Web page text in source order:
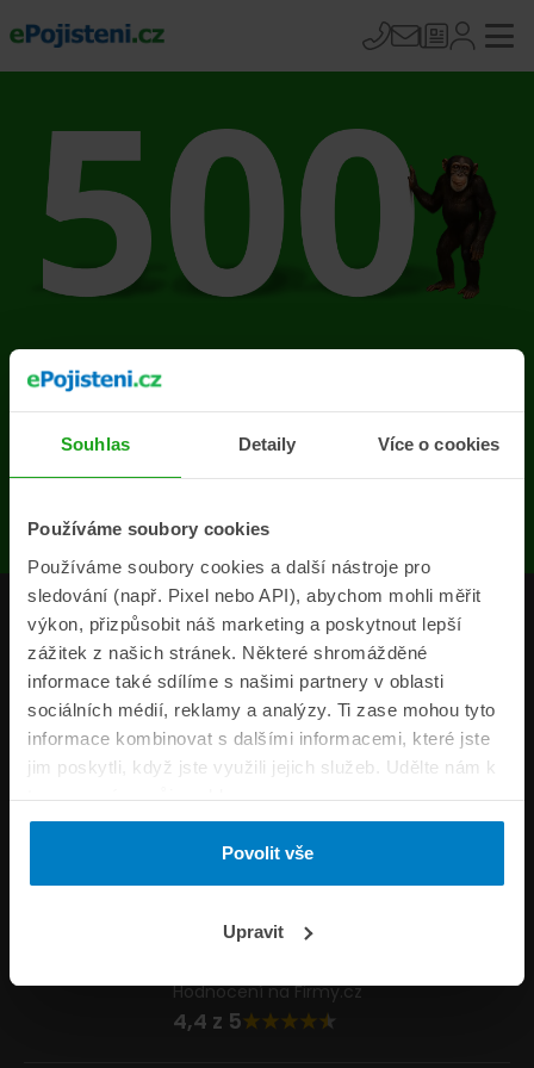
Souhlas Detaily Více o cookies
Používáme soubory cookies
Používáme soubory cookies a další nástroje pro
sledování (např. Pixel nebo API), abychom mohli měřit
výkon, přizpůsobit náš marketing a poskytnout lepší
zážitek z našich stránek. Některé shromážděné
informace také sdílíme s našimi partnery v oblasti
sociálních médií, reklamy a analýzy. Ti zase mohou tyto
informace kombinovat s dalšími informacemi, které jste
jim poskytli, když jste využili jejich služeb. Udělte nám k
tomu prosím svůj souhlas.
Povolit vše
Upravit
Na stránce se vyskytla
chyba
Produkty
Pojišťovny
Informace
ePojisteni.cz
Formuláře
Napište nám
Hodnocení na Firmy.cz
4,4 z 5